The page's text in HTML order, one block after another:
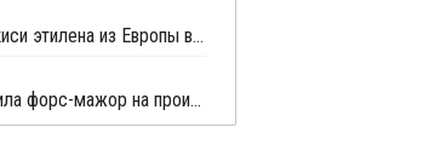
Экспортные поставки окиси этилена из Европы в июне остались стабильными
Shell официально объявила форс-мажор на производство в Moerdijk